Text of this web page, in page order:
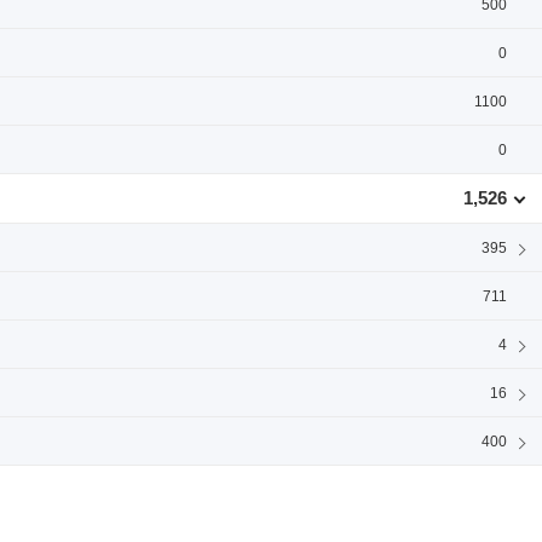
500
0
1100
0
1,526
395
711
4
16
400